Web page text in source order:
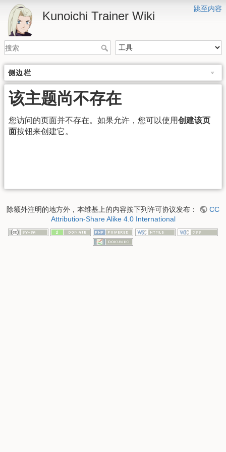
跳至内容
Kunoichi Trainer Wiki
侧边栏
该主题尚不存在
您访问的页面并不存在。如果允许，您可以使用创建该页
面按钮来创建它。
除额外注明的地方外，本维基上的内容按下列许可协议发布：
CC
Attribution-Share Alike 4.0 International